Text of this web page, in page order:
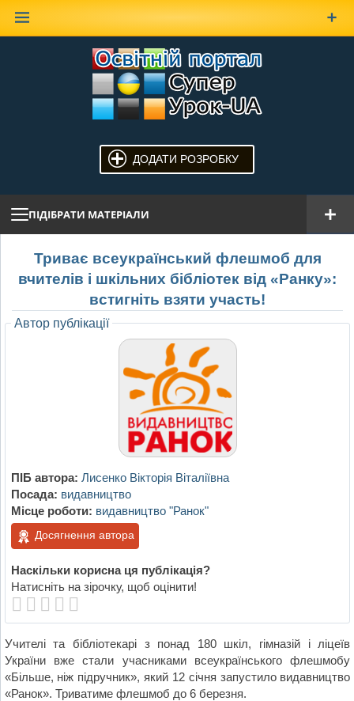
ДОДАТИ РОЗРОБКУ
ПІДІБРАТИ МАТЕРІАЛИ
Триває всеукраїнський флешмоб для
вчителів і шкільних бібліотек від «Ранку»:
встигніть взяти участь!
Автор публікації
ПІБ автора: Лисенко Вікторія Віталіївна
Посада: видавництво
Місце роботи: видавництво "Ранок"
Досягнення автора
Наскільки корисна ця публікація?
Натисніть на зірочку, щоб оцінити!
Учителі та бібліотекарі з понад 180 шкіл, гімназій і ліцеїв
України вже стали учасниками всеукраїнського флешмобу
«Більше, ніж підручник», який 12 січня запустило видавництво
«Ранок». Триватиме флешмоб до 6 березня.